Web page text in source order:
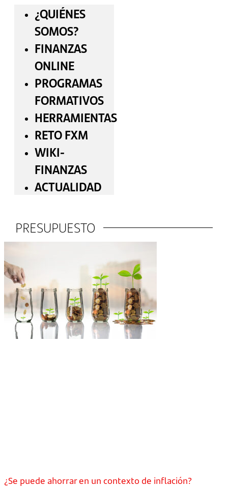
¿QUIÉNES
SOMOS?
FINANZAS
ONLINE
PROGRAMAS
FORMATIVOS
HERRAMIENTAS
RETO FXM
WIKI-
FINANZAS
ACTUALIDAD
PRESUPUESTO
¿Se puede ahorrar en un contexto de inflación?